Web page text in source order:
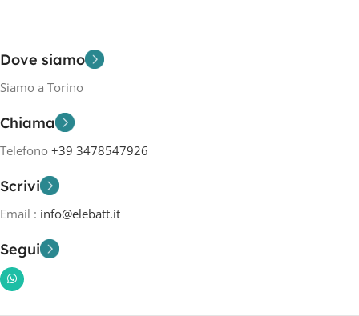
Dove siamo
Siamo a Torino
Chiama
Telefono +39 3478547926
Scrivi
Email : info@elebatt.it
Segui